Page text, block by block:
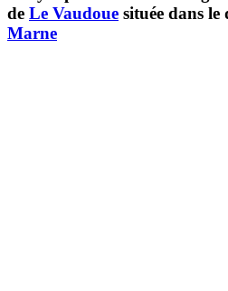
de Le Vaudoue située dans le
Marne